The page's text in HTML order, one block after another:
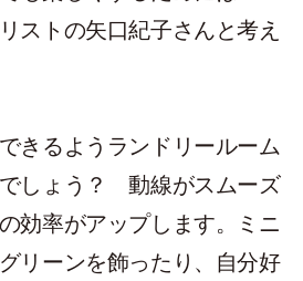
ストの矢口紀子さんと考え
きるようランドリールーム
しょう？ 動線がスムーズ
効率がアップします。ミニ
リーンを飾ったり、自分好